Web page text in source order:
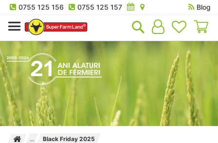
0755 125 156 0755 125 157
Blog
Black Friday 2025